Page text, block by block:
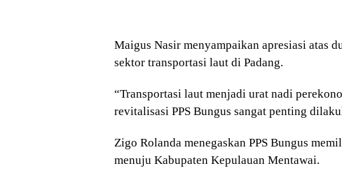
Maigus Nasir menyampaikan apresiasi atas
sektor transportasi laut di Padang.
“Transportasi laut menjadi urat nadi
revitalisasi PPS Bungus sangat penting
Zigo Rolanda menegaskan PPS Bungus
menuju Kabupaten Kepulauan Mentawai.